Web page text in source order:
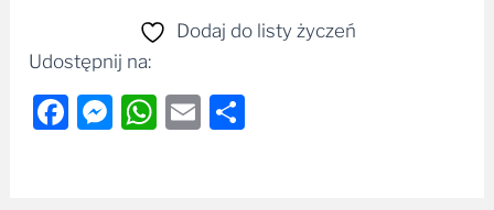
Dodaj do listy życzeń
Udostępnij na:
Facebook
Messenger
WhatsApp
Email